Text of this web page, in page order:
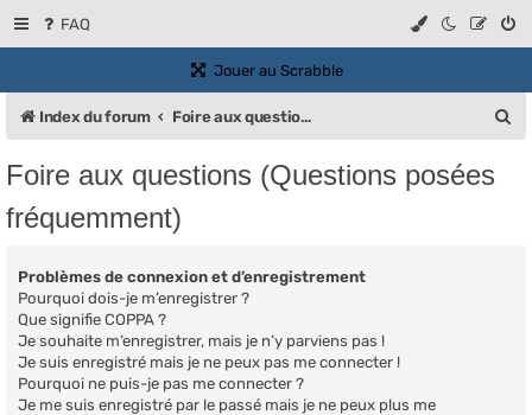
FAQ
Jouer au Scrabble(Ouvre un nouvel onglet)
Index du forum Foire aux questions (Questions posées fréquemment)
Foire aux questions (Questions posées
fréquemment)
Problèmes de connexion et d’enregistrement
Pourquoi dois-je m’enregistrer ?
Que signifie COPPA ?
Je souhaite m’enregistrer, mais je n’y parviens pas !
Je suis enregistré mais je ne peux pas me connecter !
Pourquoi ne puis-je pas me connecter ?
Je me suis enregistré par le passé mais je ne peux plus me